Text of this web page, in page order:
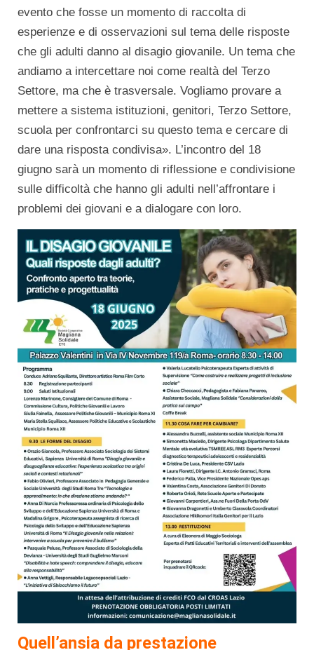
evento che fosse un momento di raccolta di
esperienze e di osservazioni sul tema delle risposte
che gli adulti danno al disagio giovanile. Un tema che
andiamo a intercettare noi come realtà del Terzo
Settore, ma che è trasversale. Vogliamo provare a
mettere a sistema istituzioni, genitori, Terzo Settore,
scuola per confrontarci su questo tema e cercare di
dare una risposta condivisa». L’incontro del 18
giugno sarà un momento di riflessione e condivisione
sulle difficoltà che hanno gli adulti nell’affrontare i
problemi dei giovani e a dialogare con loro.
Quell’ansia da prestazione